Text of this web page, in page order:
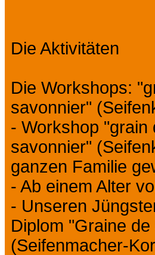
Die Aktivitäten
Die Workshops:
savonnier"
- Workshop "grain
savonnier"
ganzen Familie
- Ab einem Alter
- Unseren
Diplom "Graine
(Seifenmacher-